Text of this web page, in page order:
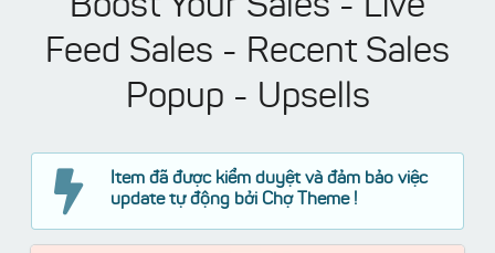
Boost Your Sales - Live
Feed Sales - Recent Sales
Popup - Upsells
Item đã được kiểm duyệt và đảm bảo việc
update tự động bởi Chợ Theme !